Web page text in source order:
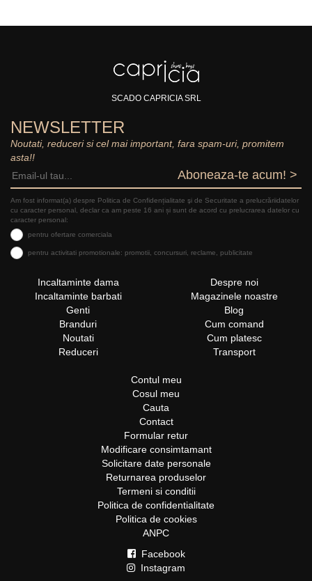
SCADO CAPRICIA SRL
NEWSLETTER
Noutati, reduceri si cel mai important, fara spam-uri, promitem
asta!!
Aboneaza-te acum! >
Am fost informat(a) despre Politica de Confidențialitate şi de Securitate a prelucrăriidatelor
cu caracter personal, declar ca am peste 16 ani și sunt de acord cu prelucrarea datelor cu
caracter personal:
pentru ofertare comerciala
pentru activitati promotionale: promotii, concursuri, reclame, publicitate
Incaltaminte dama
Incaltaminte barbati
Genti
Branduri
Noutati
Reduceri
Despre noi
Magazinele noastre
Blog
Cum comand
Cum platesc
Transport
Contul meu
Cosul meu
Cauta
Contact
Formular retur
Modificare consimtamant
Solicitare date personale
Returnarea produselor
Termeni si conditii
Politica de confidentialitate
Politica de cookies
ANPC
Facebook
Instagram